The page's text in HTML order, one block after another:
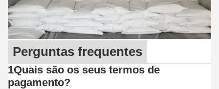
Perguntas frequentes
1Quais são os seus termos de
pagamento?